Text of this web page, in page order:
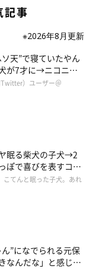
記事
※2026年8月更新
天”で寝ていたやん
が7才に→ニコニ
”が魅力のコに成
）ユーザー＠
眠る柴犬の子犬→2
ぽで喜びを表すコに
こてんと眠った子犬。あれ
”になでられる元保
んだな」と感じる